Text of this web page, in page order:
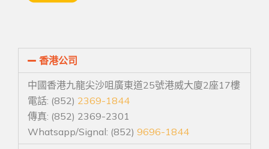
香港公司
中國香港九龍尖沙咀廣東道25號港威大廈2座17樓
電話: (852) 2369-1844
傳真: (852) 2369-2301
Whatsapp/Signal: (852) 9696-1844